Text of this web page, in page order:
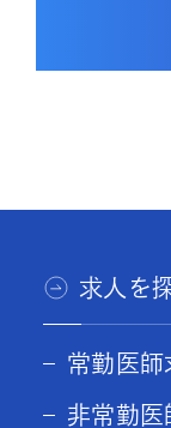
求人を
常勤医師
非常勤医